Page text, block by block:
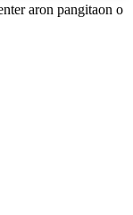
aron pangitaon o